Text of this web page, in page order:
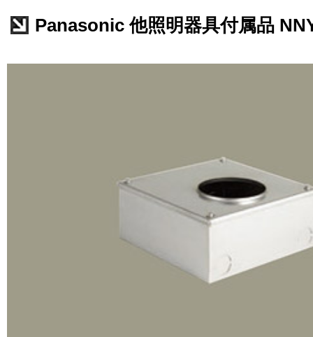
Panasonic 他照明器具付属品